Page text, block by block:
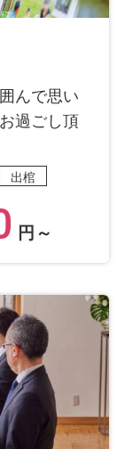
んで思い
過ごし頂
出棺
円～